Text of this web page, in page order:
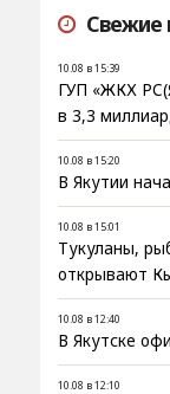
Свежие
10.08 в 15:39
ГУП «ЖКХ
в 3,3
10.08 в 15:20
В Якутии
10.08 в 15:01
Тукуланы,
открывают
10.08 в 12:40
В Якутске
10.08 в 12:10